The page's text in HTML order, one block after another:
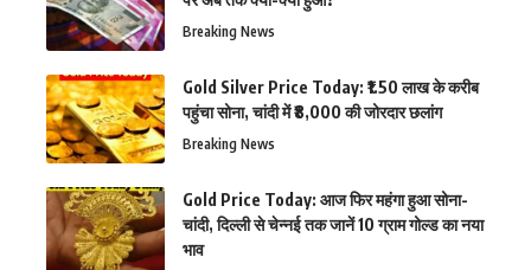
Breaking News
Gold Silver Price Today: ₹1.50 लाख के करीब
पहुंचा सोना, चांदी में ₹8,000 की जोरदार छलांग
Breaking News
Gold Price Today: आज फिर महंगा हुआ सोना-
चांदी, दिल्ली से चेन्नई तक जानें 10 ग्राम गोल्ड का नया
भाव